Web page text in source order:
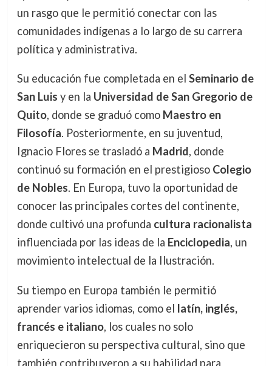
un rasgo que le permitió conectar con las
comunidades indígenas a lo largo de su carrera
política y administrativa.
Su educación fue completada en el Seminario de
San Luis y en la Universidad de San Gregorio de
Quito, donde se graduó como Maestro en
Filosofía. Posteriormente, en su juventud,
Ignacio Flores se trasladó a Madrid, donde
continuó su formación en el prestigioso Colegio
de Nobles. En Europa, tuvo la oportunidad de
conocer las principales cortes del continente,
donde cultivó una profunda cultura racionalista
influenciada por las ideas de la Enciclopedia, un
movimiento intelectual de la Ilustración.
Su tiempo en Europa también le permitió
aprender varios idiomas, como el latín, inglés,
francés e italiano, los cuales no solo
enriquecieron su perspectiva cultural, sino que
también contribuyeron a su habilidad para